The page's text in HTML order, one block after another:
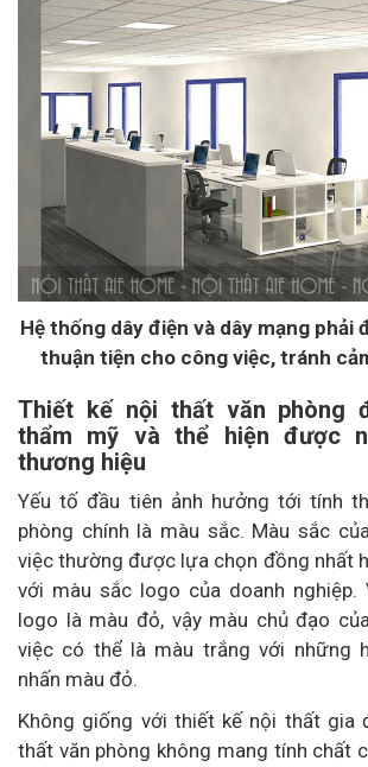
Hệ thống dây điện và dây mạng phải
thuận tiện cho công việc, tránh
Thiết kế nội thất văn phòng
thẩm mỹ và thể hiện được
thương hiệu
Yếu tố đầu tiên ảnh hưởng tới tính
phòng chính là màu sắc. Màu sắc
việc thường được lựa chọn đồng nhất
với màu sắc logo của doanh nghiệp.
logo là màu đỏ, vậy màu chủ đạo
việc có thể là màu trắng với những
nhấn màu đỏ.
Không giống với thiết kế nội thất gia
thất văn phòng không mang tính chất